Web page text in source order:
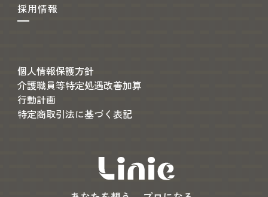
採用情報
個人情報保護方針
介護職員等特定処遇改善加算
行動計画
特定商取引法に基づく表記